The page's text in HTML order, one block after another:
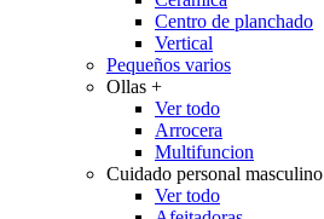
Centro de planchado
Vertical
Pequeños varios
Ollas +
Ver todo
Arrocera
Multifuncion
Cuidado personal masculino
Ver todo